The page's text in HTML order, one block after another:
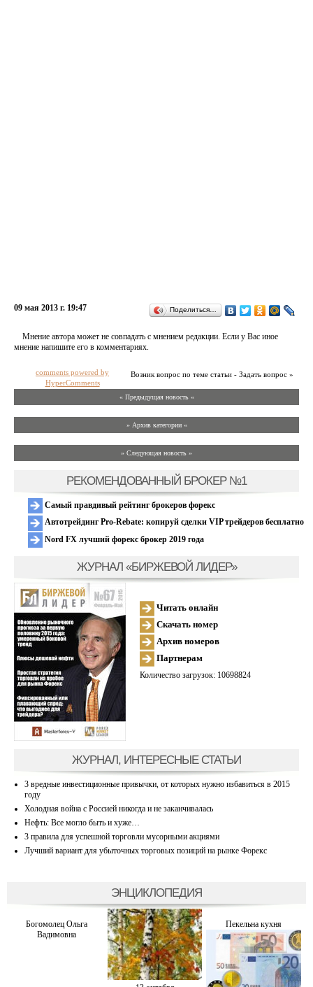
09 мая 2013 г. 19:47 Поделиться…
Мнение автора может не совпадать с мнением редакции. Если у Вас иное
мнение напишите его в комментариях.
Возник вопрос по теме статьи - Задать вопрос »
comments powered by
HyperComments
« Предыдущая новость «
» Архив категории «
» Следующая новость »
РЕКОМЕНДОВАННЫЙ БРОКЕР №1
Самый правдивый рейтинг брокеров форекс
Автотрейдинг Pro-Rebate: копируй сделки VIP трейдеров бесплатно
Nord FX лучший форекс брокер 2019 года
ЖУРНАЛ «БИРЖЕВОЙ ЛИДЕР»
Читать онлайн
Скачать номер
Архив номеров
Партнерам
Количество загрузок: 10698824
ЖУРНАЛ, ИНТЕРЕСНЫЕ СТАТЬИ
3 вредные инвестиционные привычки, от которых нужно избавиться в 2015
году
Холодная война с Россией никогда и не заканчивалась
Нефть: Все могло быть и хуже…
3 правила для успешной торговли мусорными акциями
Лучший вариант для убыточных торговых позиций на рынке Форекс
ЭНЦИКЛОПЕДИЯ
Богомолец Ольга
Вадимовна
Пекельна кухня